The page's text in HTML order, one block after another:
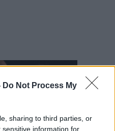
Do Not Process My
sharing to third parties, or
information for